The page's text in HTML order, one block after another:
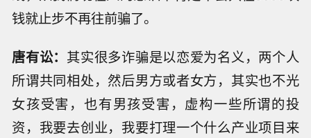
钱就止步不再往前骗了。
唐有讼： 其实很多诈骗是以恋爱为名义，两个人
所谓共同相处，然后男方或者女方，其实也不光
女孩受害，也有男孩受害，虚构一些所谓的投
资，我要去创业，我要打理一个什么产业项目来